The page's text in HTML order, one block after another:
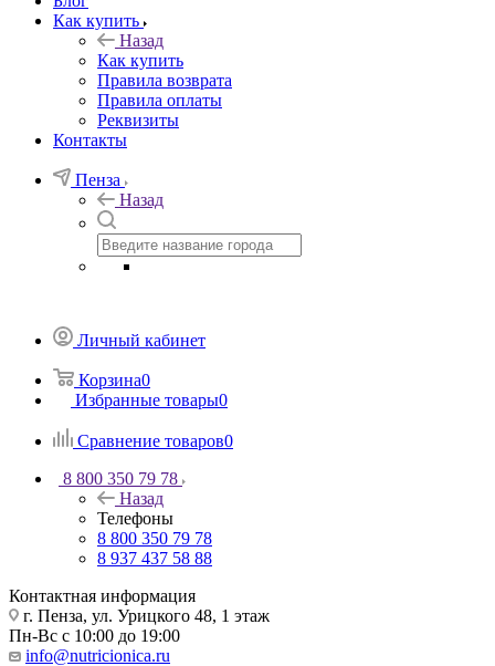
Как купить
Назад
Как купить
Правила возврата
Правила оплаты
Реквизиты
Контакты
Пенза
Назад
Личный кабинет
Корзина0
Избранные товары0
Сравнение товаров0
8 800 350 79 78
Назад
Телефоны
8 800 350 79 78
8 937 437 58 88
Контактная информация
г. Пенза, ул. Урицкого 48, 1 этаж
Пн-Вс с 10:00 до 19:00
info@nutricionica.ru